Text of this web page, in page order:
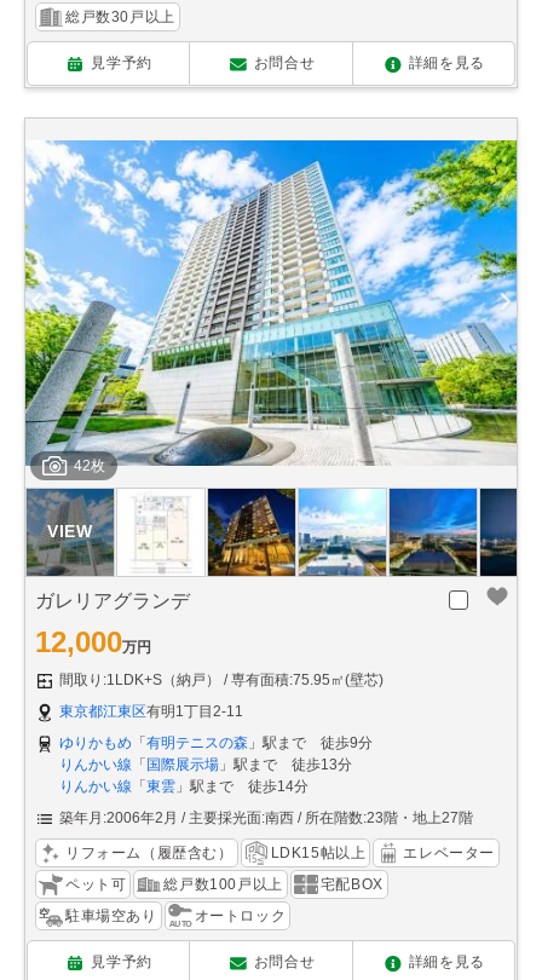
総戸数30戸以上
見学予約 お問合せ 詳細を見る
42枚
ガレリアグランデ
12,000万円
間取り:1LDK+S（納戸）
専有面積:75.95㎡(壁芯)
東京都江東区有明1丁目2-11
ゆりかもめ 「有明テニスの森 」駅まで 徒歩9分
りんかい線 「国際展示場 」駅まで 徒歩13分
りんかい線 「東雲 」駅まで 徒歩14分
築年月:2006年2月
主要採光面:南西 所在階数:23階・地上27階
リフォーム（履歴含む） LDK15帖以上
エレベーター
ペット可
総戸数100戸以上
宅配BOX
駐車場空あり
オートロック
見学予約 お問合せ 詳細を見る